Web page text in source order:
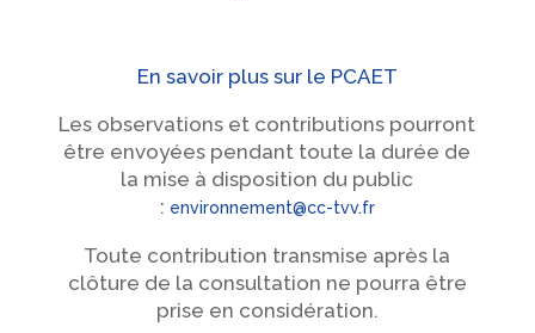
En savoir plus sur le PCAET
Les observations et contributions pourront
être envoyées pendant toute la durée de
la mise à disposition du public
: environnement@cc-tvv.fr
Toute contribution transmise après la
clôture de la consultation ne pourra être
prise en considération.